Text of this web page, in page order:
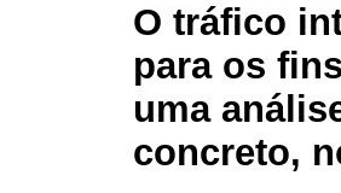
O tráfico
para os
uma
concreto,